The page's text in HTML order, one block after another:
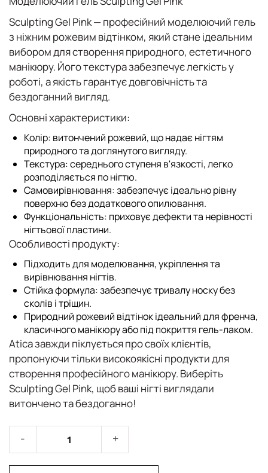
Sculpting Gel Pink— професійний моделюючий гель
з ніжним рожевим відтінком, який стане ідеальним
вибором для створення природного, естетичного
манікюру. Його текстура забезпечує легкість у
роботі, а якість гарантує довговічність та
бездоганний вигляд.
Основні характеристики:
Колір: витончений рожевий, що надає нігтям
природного та доглянутого вигляду.
Текстура:середнього ступеня в'язкості, легко
розподіляється по нігтю.
Самовирівнювання:забезпечує ідеально рівну
поверхню без додаткового опилювання.
Функціональність: приховує дефекти та нерівності
нігтьової пластини.
Особливості продукту:
Підходить для моделювання, укріплення та
вирівнювання нігтів.
Стійка формула: забезпечує тривалу носку без
сколів і тріщин.
Природний рожевий відтінок ідеальний для френча,
класичного манікюру або під покриття гель-лаком.
Aticaзавжди піклується про своїх клієнтів,
пропонуючи тільки високоякісні продукти для
створення професійного манікюру. Виберіть
Sculpting Gel Pink, щоб ваші нігті виглядали
витончено та бездоганно!